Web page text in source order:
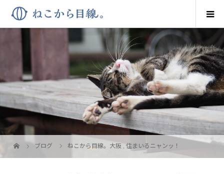
ブログ ねこから目線。大阪 ,住まいるニャンッ！